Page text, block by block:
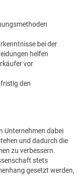
bei der
helfen
vor
den
Unternehmen dabei
und dadurch die
zu verbessern.
stets
gesetzt werden,